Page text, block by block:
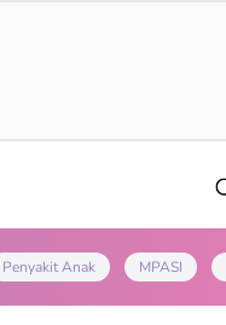
Penyakit Anak MPASI